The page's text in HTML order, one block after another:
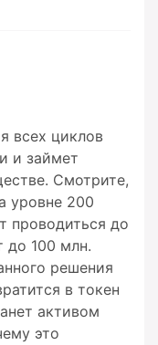
всех циклов
и займет
Смотрите,
уровне 200
проводиться до
до 100 млн.
решения
в токен
активом
это